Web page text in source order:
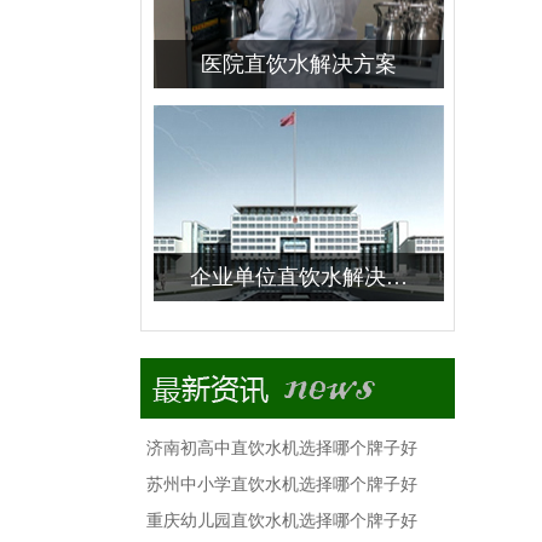
医院直饮水解决方案
企业单位直饮水解决…
济南初高中直饮水机选择哪个牌子好
苏州中小学直饮水机选择哪个牌子好
重庆幼儿园直饮水机选择哪个牌子好